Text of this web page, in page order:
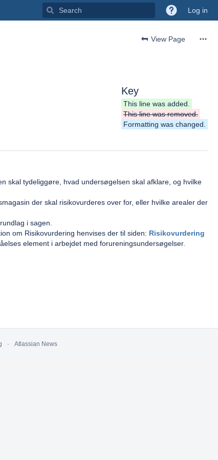
Log in
View Page
Key
This line was added.
This line was removed.
Formatting was changed.
skal tydeliggøre, hvad undersøgelsen skal afklare, og hvilke
der skal risikovurderes over for, eller hvilke arealer der
i sagen.
om Risikovurdering henvises der til siden: Risikovurdering
element i arbejdet med forureningsundersøgelser.
Atlassian News